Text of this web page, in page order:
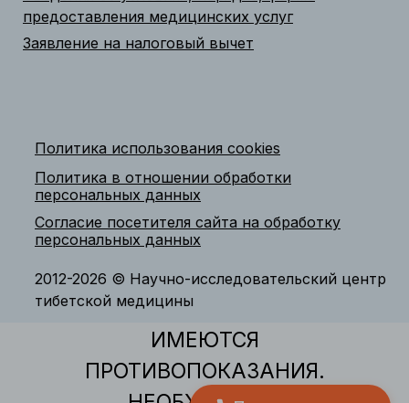
предоставления медицинских услуг
Заявление на налоговый вычет
ИМЕЮТСЯ
ПРОТИВОПОКАЗАНИЯ.
Политика использования cookies
Политика в отношении обработки
персональных данных
Согласие посетителя сайта на обработку
персональных данных
2012-2026 © Научно-исследовательский центр
тибетской медицины